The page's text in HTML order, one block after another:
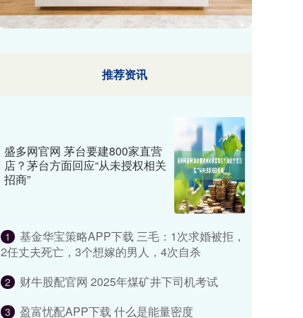
推荐资讯
盛多网官网 茅台要建800家直营
店？茅台方面回应“从未授权相关
招商”
1
基金华宝策略APP下载 三毛：1次求婚被拒，
2任丈夫死亡，3个想嫁的男人，4次自杀
2 财牛股配官网 2025年煤矿井下司机考试
3 盈富忧配APP下载 什么是能量密度